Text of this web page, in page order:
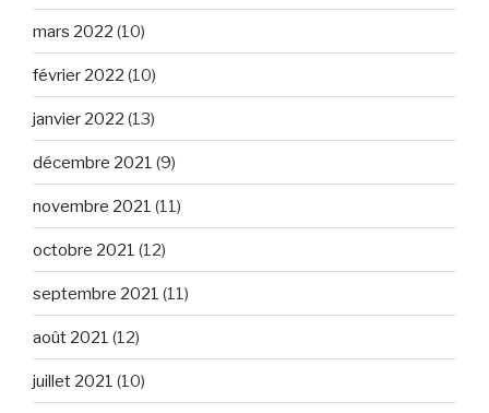
mars 2022 (10)
février 2022 (10)
janvier 2022 (13)
décembre 2021 (9)
novembre 2021 (11)
octobre 2021 (12)
septembre 2021 (11)
août 2021 (12)
juillet 2021 (10)